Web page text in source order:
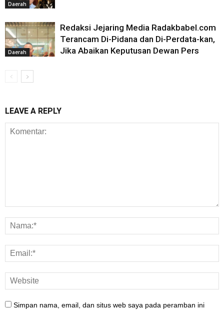
Daerah
Daerah
Redaksi Jejaring Media Radakbabel.com
Terancam Di-Pidana dan Di-Perdata-kan,
Jika Abaikan Keputusan Dewan Pers
LEAVE A REPLY
Simpan nama, email, dan situs web saya pada peramban ini